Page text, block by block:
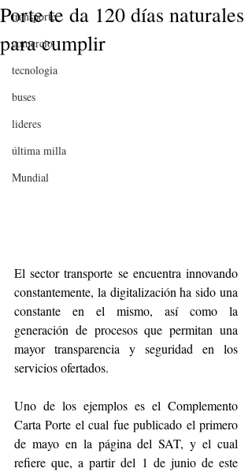
transporte
comercio
tecnologia
buses
lideres
última milla
Mundial
Porte te da 120 días naturales
para cumplir
El sector transporte se encuentra innovando
constantemente, la digitalización ha sido una
constante en el mismo, así como la
generación de procesos que permitan una
mayor transparencia y seguridad en los
servicios ofertados.
Uno de los ejemplos es el Complemento
Carta Porte el cual fue publicado el primero
de mayo en la página del SAT, y el cual
refiere que, a partir del 1 de junio de este